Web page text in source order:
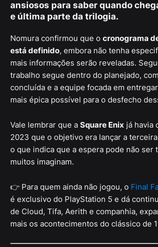
ansiosos para saber quando
e última parte da trilogia.
Nomura confirmou que o cronograma
está definido, embora não tenha
mais informações serão reveladas.
trabalho segue dentro do planejado,
concluída e a equipe focada em
mais épica possível para o desfecho
Vale lembrar que a Square Enix já havia
2023 que o objetivo era lançar a
o que indica que a espera pode não ser
muitos imaginam.
👉 Para quem ainda não jogou, o Final
é exclusivo do PlayStation 5 e dá
de Cloud, Tifa, Aerith e companhia,
mais os acontecimentos do clássico de